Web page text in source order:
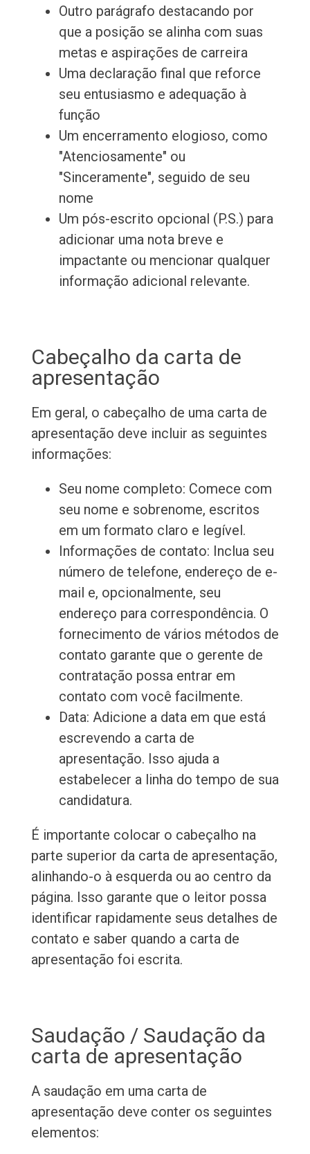
Outro parágrafo destacando por
que a posição se alinha com suas
metas e aspirações de carreira
Uma declaração final que reforce
seu entusiasmo e adequação à
função
Um encerramento elogioso, como
"Atenciosamente" ou
"Sinceramente", seguido de seu
nome
Um pós-escrito opcional (P.S.) para
adicionar uma nota breve e
impactante ou mencionar qualquer
informação adicional relevante.
Cabeçalho da carta de
apresentação
Em geral, o cabeçalho de uma carta de
apresentação deve incluir as seguintes
informações:
Seu nome completo: Comece com
seu nome e sobrenome, escritos
em um formato claro e legível.
Informações de contato: Inclua seu
número de telefone, endereço de e-
mail e, opcionalmente, seu
endereço para correspondência. O
fornecimento de vários métodos de
contato garante que o gerente de
contratação possa entrar em
contato com você facilmente.
Data: Adicione a data em que está
escrevendo a carta de
apresentação. Isso ajuda a
estabelecer a linha do tempo de sua
candidatura.
É importante colocar o cabeçalho na
parte superior da carta de apresentação,
alinhando-o à esquerda ou ao centro da
página. Isso garante que o leitor possa
identificar rapidamente seus detalhes de
contato e saber quando a carta de
apresentação foi escrita.
Saudação / Saudação da
carta de apresentação
A saudação em uma carta de
apresentação deve conter os seguintes
elementos: